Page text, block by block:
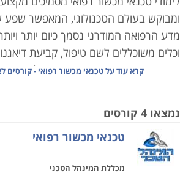
ומבוקש בעולם הטכנולוגי, המאפשר שפע
מדע הרפואה המודרני נסמך כיום יותר
וכלים משוכללים לשם טיפול, קביעת
פעם היו מבוצעות ידנית או פשוט לא היו
רפואי הוא יקר ערך הן מבחינת עלותו
לעתים למיליונים, והן מבחינת חיוניותו
המערכות המורכבות בהן הוא פועל.
קרא עוד עלטכנאי מכשור רפואי - קורסים
נמצאו 4 קורסים
טכנאי מכשור רפואי
מכללת המינהל הטכני